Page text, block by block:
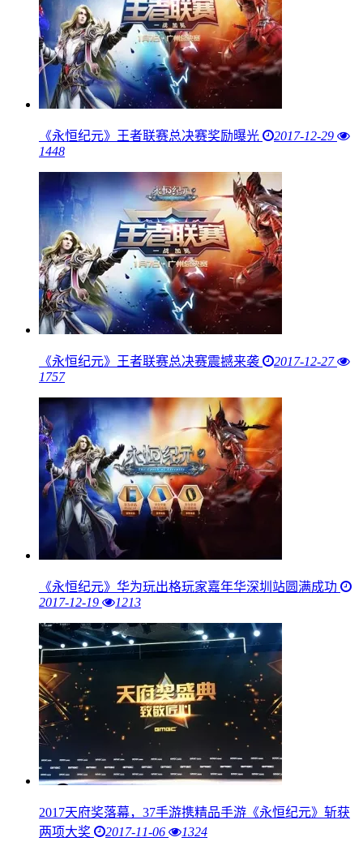
《永恒纪元》王者联赛总决赛奖励曝光
2017-12-29
1448
《永恒纪元》王者联赛总决赛震撼来袭
2017-12-27
1757
《永恒纪元》华为玩出格玩家嘉年华深圳站圆满成功
2017-12-19
1213
2017天府奖落幕，37手游携精品手游《永恒纪元》斩获
两项大奖
2017-11-06 1324